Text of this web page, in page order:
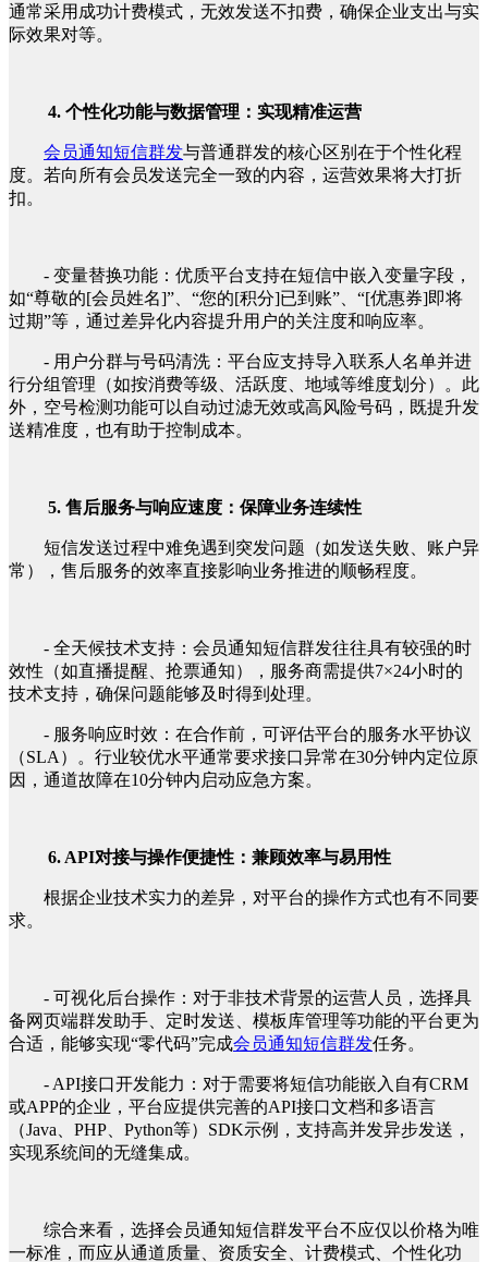
通常采用成功计费模式，无效发送不扣费，确保企业支出与实
际效果对等。
4. 个性化功能与数据管理：实现精准运营
会员通知短信群发与普通群发的核心区别在于个性化程
度。若向所有会员发送完全一致的内容，运营效果将大打折
扣。
- 变量替换功能：优质平台支持在短信中嵌入变量字段，
如“尊敬的[会员姓名]”、“您的[积分]已到账”、“[优惠券]即将
过期”等，通过差异化内容提升用户的关注度和响应率。
- 用户分群与号码清洗：平台应支持导入联系人名单并进
行分组管理（如按消费等级、活跃度、地域等维度划分）。此
外，空号检测功能可以自动过滤无效或高风险号码，既提升发
送精准度，也有助于控制成本。
5. 售后服务与响应速度：保障业务连续性
短信发送过程中难免遇到突发问题（如发送失败、账户异
常），售后服务的效率直接影响业务推进的顺畅程度。
- 全天候技术支持：会员通知短信群发往往具有较强的时
效性（如直播提醒、抢票通知），服务商需提供7×24小时的
技术支持，确保问题能够及时得到处理。
- 服务响应时效：在合作前，可评估平台的服务水平协议
（SLA）。行业较优水平通常要求接口异常在30分钟内定位原
因，通道故障在10分钟内启动应急方案。
6. API对接与操作便捷性：兼顾效率与易用性
根据企业技术实力的差异，对平台的操作方式也有不同要
求。
- 可视化后台操作：对于非技术背景的运营人员，选择具
备网页端群发助手、定时发送、模板库管理等功能的平台更为
合适，能够实现“零代码”完成会员通知短信群发任务。
- API接口开发能力：对于需要将短信功能嵌入自有CRM
或APP的企业，平台应提供完善的API接口文档和多语言
（Java、PHP、Python等）SDK示例，支持高并发异步发送，
实现系统间的无缝集成。
综合来看，选择会员通知短信群发平台不应仅以价格为唯
一标准，而应从通道质量、资质安全、计费模式、个性化功